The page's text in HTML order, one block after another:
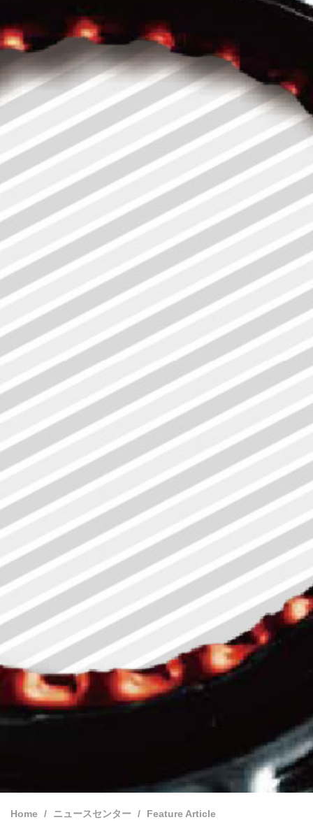
Home ニュースセンター Feature Article